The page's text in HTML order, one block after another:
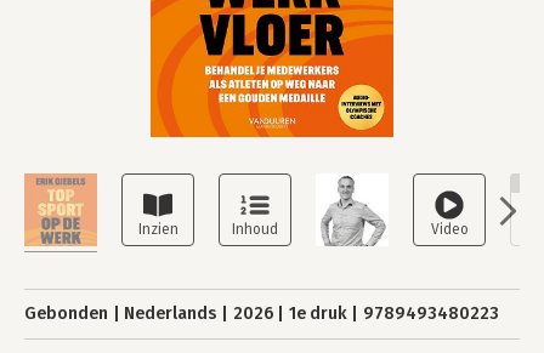
Gebonden Nederlands 2026 1e druk 9789493480223